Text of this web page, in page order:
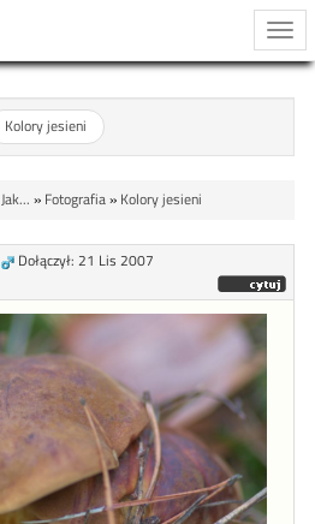
Kolory jesieni
Jak... » Fotografia» Kolory jesieni
Dołączył: 21 Lis 2007